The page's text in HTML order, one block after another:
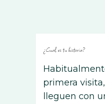
¿Cual es tu historia?
primera
lleguen con